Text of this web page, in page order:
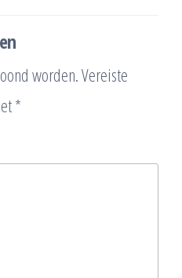
worden.Vereiste
*